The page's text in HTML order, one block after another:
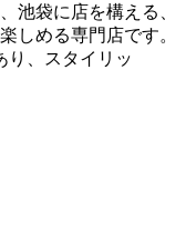
池袋に店を構える、
しめる専門店です。
り、スタイリッ